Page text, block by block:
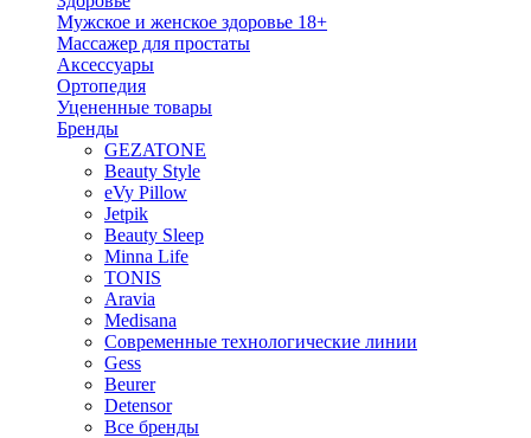
Мужское и женское здоровье 18+
Массажер для простаты
Аксессуары
Ортопедия
Уцененные товары
Бренды
GEZATONE
Beauty Style
eVy Pillow
Jetpik
Beauty Sleep
Minna Life
TONIS
Aravia
Medisana
Современные технологические линии
Gess
Beurer
Detensor
Все бренды